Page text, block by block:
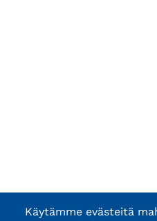
Käytämme evästeitä